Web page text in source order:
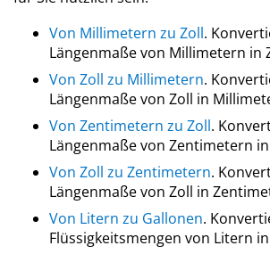
Von Millimetern zu Zoll.
Längenmaße von Millimetern in
Von Zoll zu Millimetern.
Längenmaße von Zoll in
Von Zentimetern zu Zoll.
Längenmaße von Zentimetern
Von Zoll zu Zentimetern.
Längenmaße von Zoll in
Von Litern zu Gallonen.
Flüssigkeitsmengen von Litern